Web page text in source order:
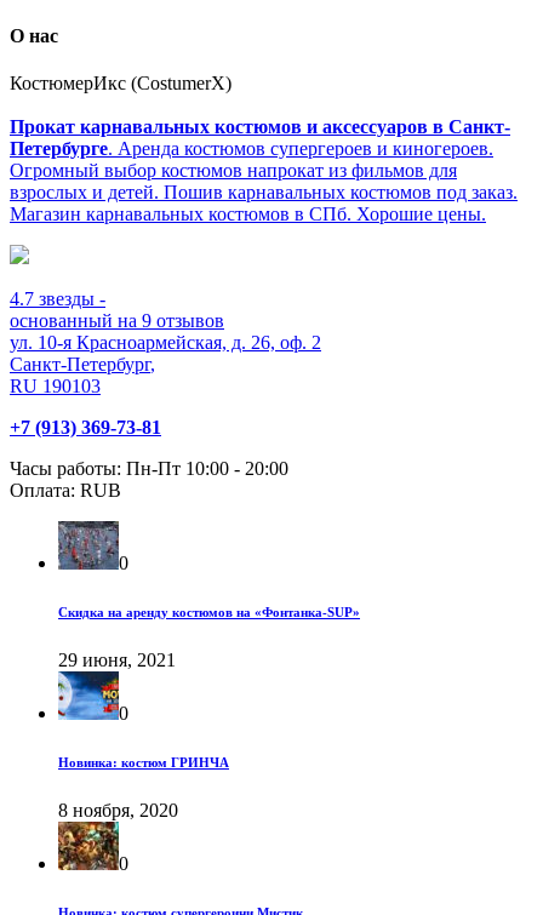
О нас
КостюмерИкс (CostumerX)
Прокат карнавальных костюмов и аксессуаров в Санкт-
Петербурге. Аренда костюмов супергероев и киногероев.
Огромный выбор костюмов напрокат из фильмов для
взрослых и детей. Пошив карнавальных костюмов под заказ.
Магазин карнавальных костюмов в СПб. Хорошие цены.
4.7 звезды -
основанный на 9 отзывов
ул. 10-я Красноармейская, д. 26, оф. 2
Санкт-Петербург,
RU 190103
+7 (913) 369-73-81
Часы работы: Пн-Пт 10:00 - 20:00
Оплата: RUB
0
Скидка на аренду костюмов на «Фонтанка-SUP»
29 июня, 2021
0
Новинка: костюм ГРИНЧА
8 ноября, 2020
0